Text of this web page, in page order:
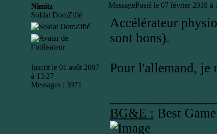
Nimitz
Soldat DomZifié
Inscrit le 01 août 2007
à 13:27
Messages : 3971
MessagePosté le 07 février 2018 à
Accélérateur
sont bons).
Pour l'allemand, je
BG&E : Best